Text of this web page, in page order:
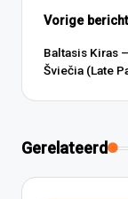
Bericht
Vorige bericht
Baltasis Kiras
Šviečia (Late
Gerelateerd